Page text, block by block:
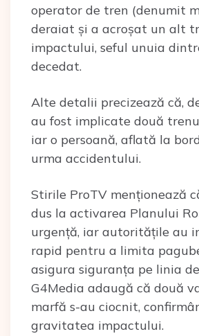
operator de tren (denumit
deraiat și a acroșat un alt
impactului, seful unuia
decedat.
Alte detalii precizează că,
au fost implicate două
iar o persoană, aflată la
urma accidentului.
Stirile ProTV menționează
dus la activarea Planului
urgență, iar autoritățile au
rapid pentru a limita
asigura siguranța pe linia
G4Media adaugă că două
marfă s-au ciocnit,
gravitatea impactului.